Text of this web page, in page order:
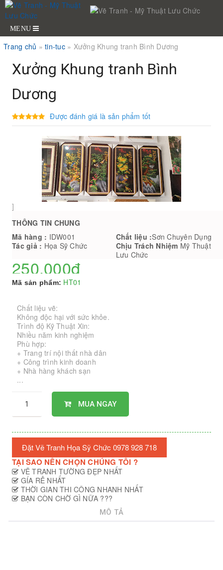
MENU
Trang chủ » tin-tuc» Xưởng Khung tranh Bình Dương
Xưởng Khung tranh Bình
Dương
Được đánh giá là sản phẩm tốt
]
THÔNG TIN CHUNG
Mã hàng : IDW001 Chất liệu :Sơn Chuyên Dụng
Tác giả : Họa Sỹ Chức Chịu Trách Nhiệm Mỹ Thuật
Lưu Chức
250,000đ
Mã sản phẩm: HT01
Chất liệu vẽ:
Không độc hại với sức khỏe.
Trình độ Kỹ Thuật Xin:
Nhiều năm kinh nghiệm
Phù hợp:
+ Trang trí nội thất nhà dân
+ Công trình kinh doanh
+ Nhà hàng khách sạn
...
MUA NGAY
Đặt Vẽ Tranh Họa Sỹ Chức 0978 928 718
TẠI SAO NÊN CHỌN CHÚNG TÔI ?
VẼ TRANH TƯỜNG ĐẸP NHẤT
GÍA RẺ NHẤT
THỜI GIAN THI CÔNG NHANH NHẤT
BẠN CÒN CHỜ GÌ NỮA ???
MÔ TẢ